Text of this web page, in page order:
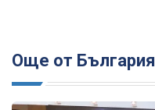
Още от България